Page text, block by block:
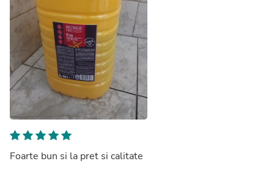
Foarte bun si la pret si calitate